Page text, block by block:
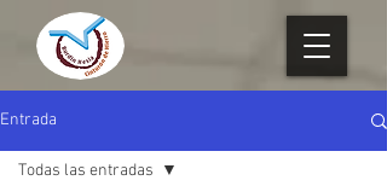
Entrada
Todas las entradas